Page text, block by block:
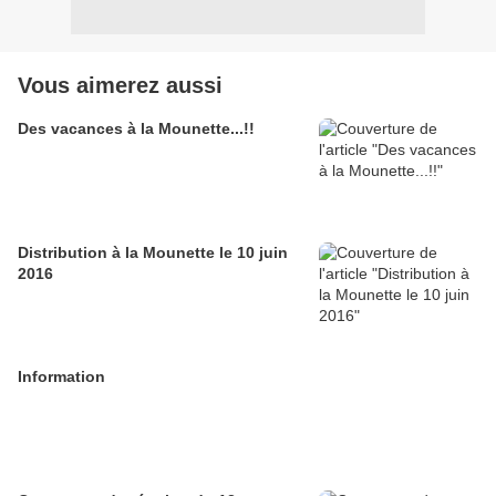
Vous aimerez aussi
Des vacances à la Mounette...!!
Distribution à la Mounette le 10 juin
2016
Information